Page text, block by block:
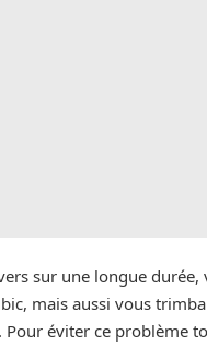
sur une longue
mais aussi vous
éviter ce problème